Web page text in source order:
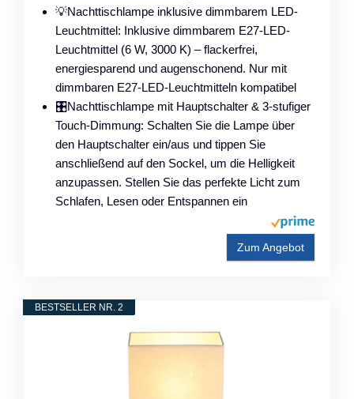
💡Nachttischlampe inklusive dimmbarem LED-
Leuchtmittel: Inklusive dimmbarem E27-LED-
Leuchtmittel (6 W, 3000 K) – flackerfrei,
energiesparend und augenschonend. Nur mit
dimmbaren E27-LED-Leuchtmitteln kompatibel
🎛️Nachttischlampe mit Hauptschalter & 3-stufiger
Touch-Dimmung: Schalten Sie die Lampe über
den Hauptschalter ein/aus und tippen Sie
anschließend auf den Sockel, um die Helligkeit
anzupassen. Stellen Sie das perfekte Licht zum
Schlafen, Lesen oder Entspannen ein
Zum Angebot
BESTSELLER NR. 2